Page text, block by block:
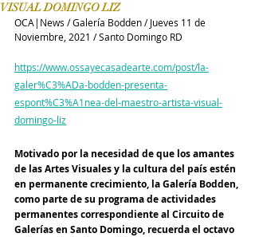
VISUAL DOMINGO LIZ
OCA|News / Galería Bodden / Jueves 11 de
Noviembre, 2021 / Santo Domingo RD
https://www.ossayecasadearte.com/post/la-
galer%C3%ADa-bodden-presenta-
espont%C3%A1nea-del-maestro-artista-visual-
domingo-liz
Motivado por la necesidad de que los amantes
de las Artes Visuales y la cultura del país estén
en permanente crecimiento, la Galería Bodden,
como parte de su programa de actividades
permanentes correspondiente al Circuito de
Galerías en Santo Domingo, recuerda el octavo